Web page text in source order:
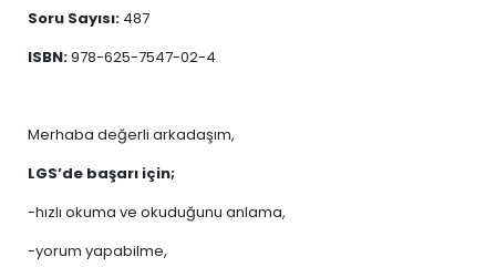
Soru Sayısı: 487
ISBN:978-625-7547-02-4
Merhaba değerli arkadaşım,
LGS’de başarı için;
-hızlı okuma ve okuduğunu anlama,
-yorum yapabilme,